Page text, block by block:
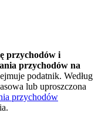
przychodów i
przychodów na
podatnik. Według
lub uproszczona
przychodów